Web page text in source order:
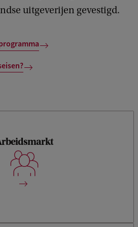
uitgeverijen gevestigd.
op een specifiek beroep